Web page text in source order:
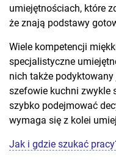
umiejętnościach, które
że znają podstawy
Wiele kompetencji
specjalistyczne
nich także
szefowie kuchni zwykle
szybko podejmować
wymaga się z kolei
Jak i gdzie szukać